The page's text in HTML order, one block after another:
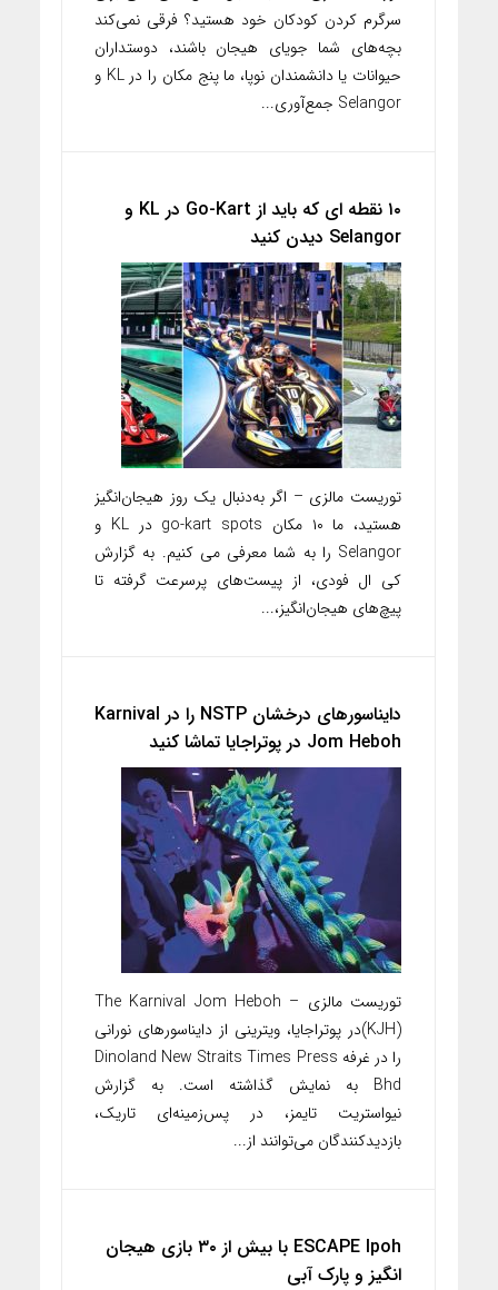
سرگرم کردن کودکان خود هستید؟ فرقی نمی‌کند
بچه‌های شما جویای هیجان باشند، دوستداران
حیوانات یا دانشمندان نوپا، ما پنج مکان را در KL و
Selangor جمع‌آوری...
۱۰ نقطه ای که باید از Go-Kart در KL و
Selangor دیدن کنید
توریست مالزی – اگر به‌دنبال یک روز هیجان‌انگیز
هستید، ما ۱۰ مکان go-kart spots در KL و
Selangor را به شما معرفی می کنیم. به گزارش
کی ال فودی، از پیست‌های پرسرعت گرفته تا
پیچ‌های هیجان‌انگیز،...
دایناسورهای درخشان NSTP را در Karnival
Jom Heboh در پوتراجایا تماشا کنید
توریست مالزی – The Karnival Jom Heboh
(KJH)در پوتراجایا، ویترینی از دایناسورهای نورانی
را در غرفه Dinoland New Straits Times Press
Bhd به نمایش گذاشته است. به گزارش
نیواستریت تایمز، در پس‌زمینه‌ای تاریک،
بازدیدکنندگان می‌توانند از...
ESCAPE Ipoh با بیش از ۳۰ بازی هیجان
انگیز و پارک آبی